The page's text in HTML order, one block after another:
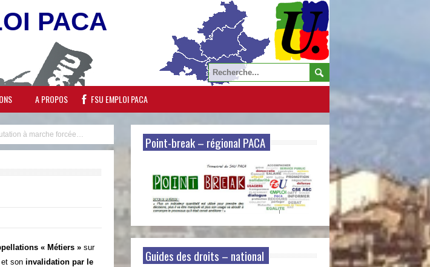
PACA
A PROPOS FSU EMPLOI PACA
à marche forcée…
« Métiers » sur
son invalidation par le
Point-break – régional PACA
Guides des droits – national